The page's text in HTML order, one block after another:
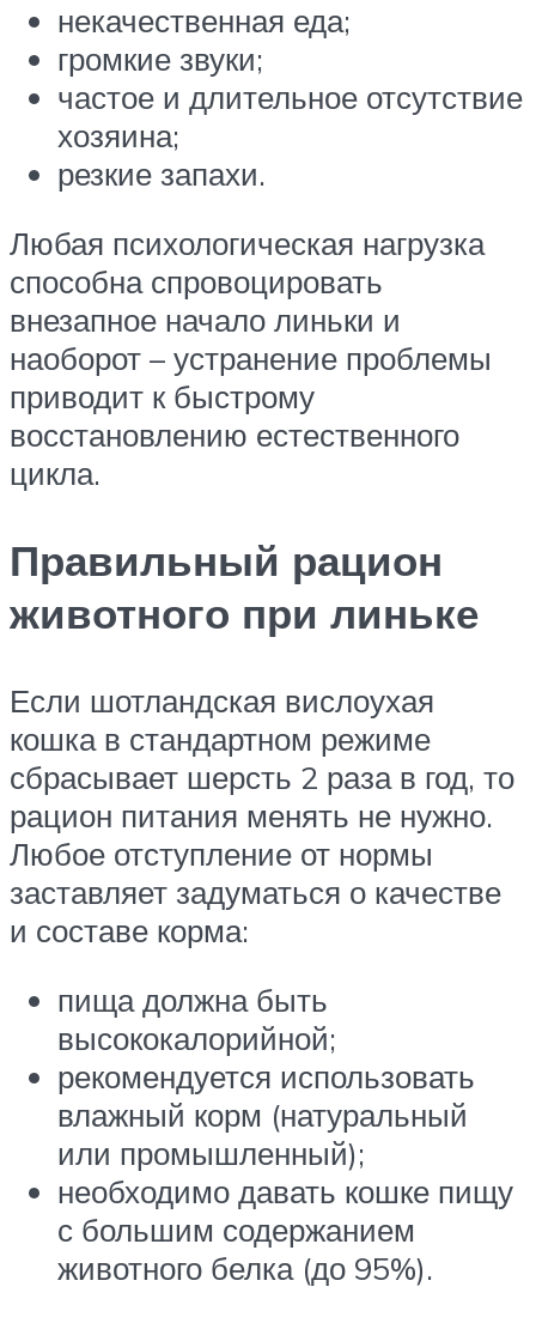
некачественная еда;
громкие звуки;
частое и длительное отсутствие
хозяина;
резкие запахи.
Любая психологическая нагрузка
способна спровоцировать
внезапное начало линьки и
наоборот – устранение проблемы
приводит к быстрому
восстановлению естественного
цикла.
Правильный рацион
животного при линьке
Если шотландская вислоухая
кошка в стандартном режиме
сбрасывает шерсть 2 раза в год, то
рацион питания менять не нужно.
Любое отступление от нормы
заставляет задуматься о качестве
и составе корма:
пища должна быть
высококалорийной;
рекомендуется использовать
влажный корм (натуральный
или промышленный);
необходимо давать кошке пищу
с большим содержанием
животного белка (до 95%).